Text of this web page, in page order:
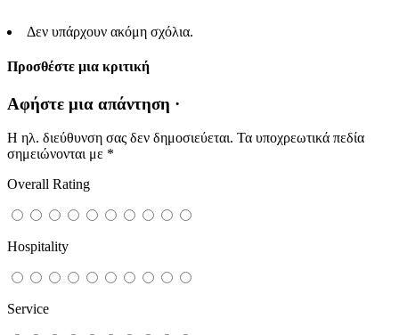
Δεν υπάρχουν ακόμη σχόλια.
Προσθέστε μια κριτική
Αφήστε μια απάντηση ·
Η ηλ. διεύθυνση σας δεν δημοσιεύεται. Τα υποχρεωτικά πεδία
σημειώνονται με *
Overall Rating
Hospitality
Service